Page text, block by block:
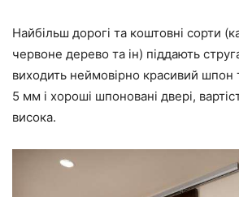
Найбільш дорогі та коштовні сорти
червоне дерево та ін) піддають
виходить неймовірно красивий
5 мм і хороші шпоновані двері,
висока.